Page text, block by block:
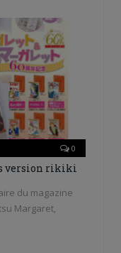
0
version rikiki
du magazine
Margaret,